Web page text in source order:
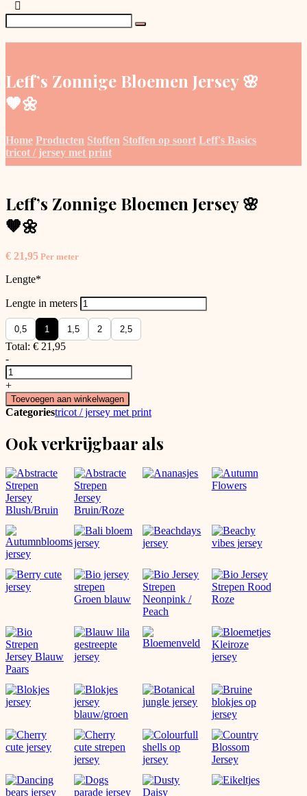
Leff’s Zonnige Bloemen Jersey 🌸
🧡🌼
Home Producten Stoffen Stoffen op soort Leff's Basics
tricot / jersey met print
Leff’s Zonnige Bloemen Jersey 🌸
🧡🌼
€ 21,95 Per meter
Lengte*
Lengte in meters
0,5 1 1,5 2 2,5
Total: € 21,95
-
Leff's
Zonnige
Bloemen
Jersey
🌸
🌼
+
Toevoegen aan winkelwagen
Categoriestricot / jersey met print
Ook verkrijgbaar als